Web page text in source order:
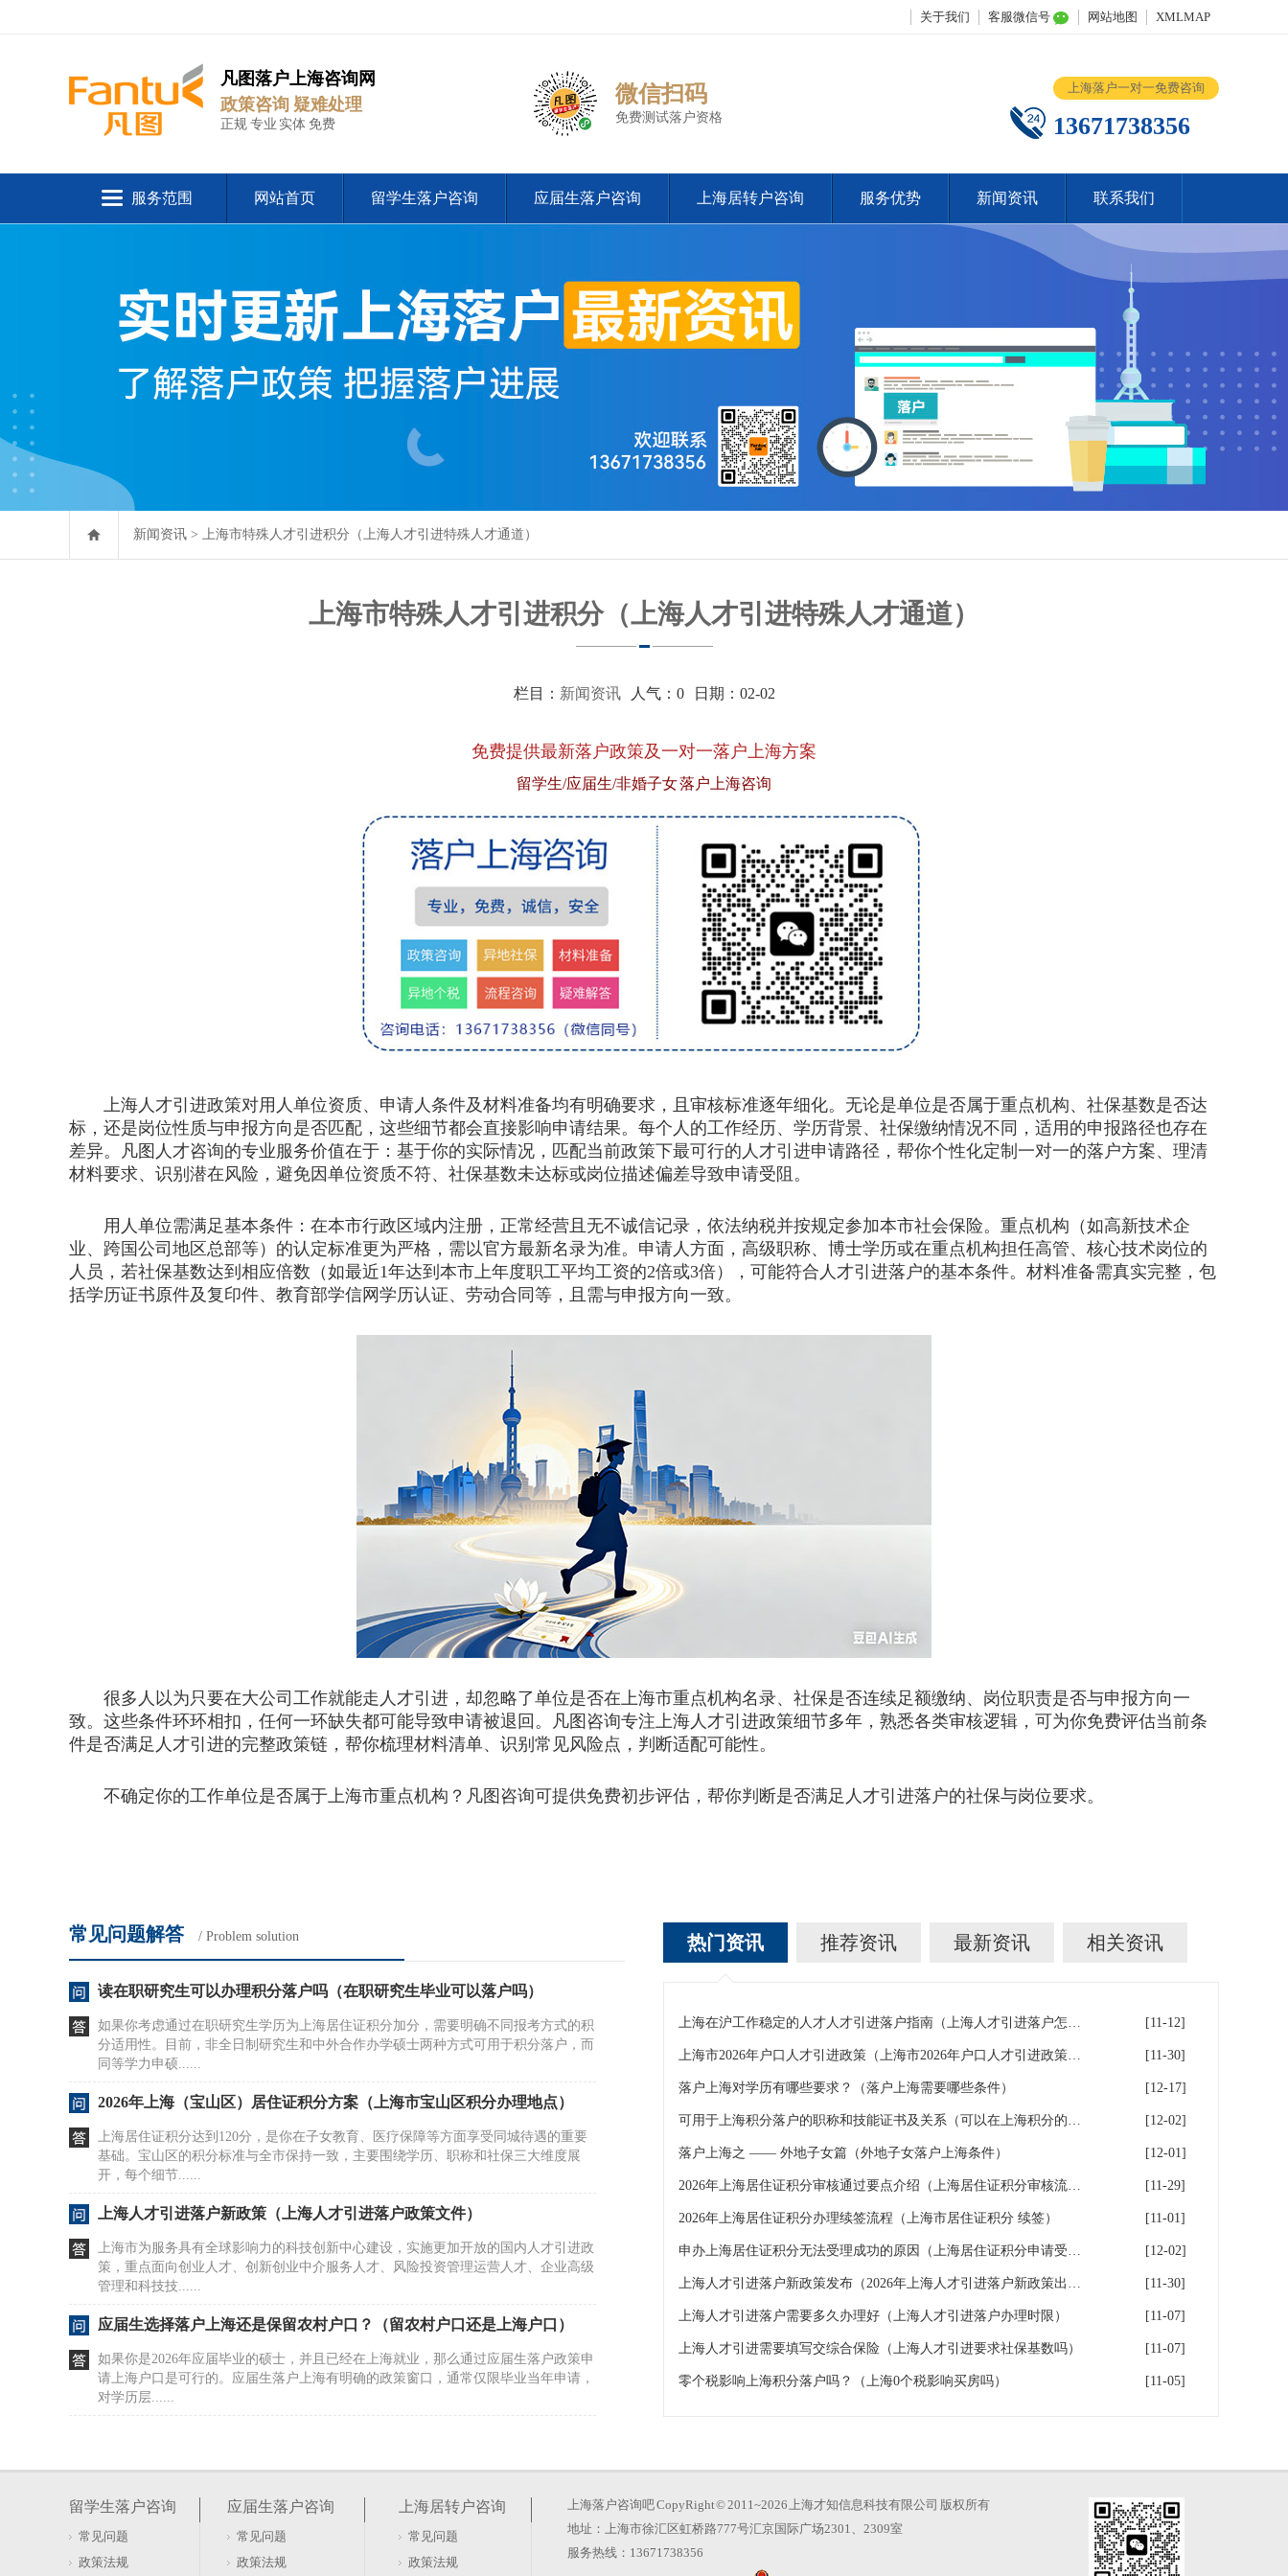
关于我们 客服微信号 网站地图 XMLMAP
凡图落户上海咨询网
政策咨询 疑难处理
正规 专业 实体 免费
微信扫码
免费测试落户资格
上海落户一对一免费咨询
13671738356
服务范围 网站首页 留学生落户咨询 应届生落户咨询 上海居转户咨询 服务优势 新闻资讯 联系我们
新闻资讯 > 上海市特殊人才引进积分（上海人才引进特殊人才通道）
上海市特殊人才引进积分（上海人才引进特殊人才通道）
栏目： 新闻资讯人气： 0日期：02-02
免费提供最新落户政策及一对一落户上海方案
留学生/应届生/非婚子女 落户上海咨询
上海人才引进政策对用人单位资质、申请人条件及材料准备均有明确要求，且审核标准逐年细化。无论是单位是否属于重点机构、社保基数是否达
标，还是岗位性质与申报方向是否匹配，这些细节都会直接影响申请结果。每个人的工作经历、学历背景、社保缴纳情况不同，适用的申报路径也存在
差异。凡图人才咨询的专业服务价值在于：基于你的实际情况，匹配当前政策下最可行的人才引进申请路径，帮你个性化定制一对一的落户方案、理清
材料要求、识别潜在风险，避免因单位资质不符、社保基数未达标或岗位描述偏差导致申请受阻。
用人单位需满足基本条件：在本市行政区域内注册，正常经营且无不诚信记录，依法纳税并按规定参加本市社会保险。重点机构（如高新技术企
业、跨国公司地区总部等）的认定标准更为严格，需以官方最新名录为准。申请人方面，高级职称、博士学历或在重点机构担任高管、核心技术岗位的
人员，若社保基数达到相应倍数（如最近1年达到本市上年度职工平均工资的2倍或3倍），可能符合人才引进落户的基本条件。材料准备需真实完整，包
括学历证书原件及复印件、教育部学信网学历认证、劳动合同等，且需与申报方向一致。
很多人以为只要在大公司工作就能走人才引进，却忽略了单位是否在上海市重点机构名录、社保是否连续足额缴纳、岗位职责是否与申报方向一
致。这些条件环环相扣，任何一环缺失都可能导致申请被退回。凡图咨询专注上海人才引进政策细节多年，熟悉各类审核逻辑，可为你免费评估当前条
件是否满足人才引进的完整政策链，帮你梳理材料清单、识别常见风险点，判断适配可能性。
不确定你的工作单位是否属于上海市重点机构？凡图咨询可提供免费初步评估，帮你判断是否满足人才引进落户的社保与岗位要求。
常见问题解答 / Problem solution
读在职研究生可以办理积分落户吗（在职研究生毕业可以落户吗）
如果你考虑通过在职研究生学历为上海居住证积分加分，需要明确不同报考方式的积
分适用性。目前，非全日制研究生和中外合作办学硕士两种方式可用于积分落户，而
同等学力申硕......
2026年上海（宝山区）居住证积分方案（上海市宝山区积分办理地点）
上海居住证积分达到120分，是你在子女教育、医疗保障等方面享受同城待遇的重要
基础。宝山区的积分标准与全市保持一致，主要围绕学历、职称和社保三大维度展
开，每个细节......
上海人才引进落户新政策（上海人才引进落户政策文件）
上海市为服务具有全球影响力的科技创新中心建设，实施更加开放的国内人才引进政
策，重点面向创业人才、创新创业中介服务人才、风险投资管理运营人才、企业高级
管理和科技技......
应届生选择落户上海还是保留农村户口？（留农村户口还是上海户口）
如果你是2026年应届毕业的硕士，并且已经在上海就业，那么通过应届生落户政策申
请上海户口是可行的。应届生落户上海有明确的政策窗口，通常仅限毕业当年申请，
对学历层......
上海落户涉及多个环节，材料准备和流程合规是关键。如果你持有集体户口，在申请
件，并前往派出......
2026年应届生落户上海官宣政策来了！（2026年上海应届生落户政策）
热门资讯 推荐资讯 最新资讯 相关资讯
上海在沪工作稳定的人才人才引进落户指南（上海人才引进落户怎么办理） [11-12]
上海市2026年户口人才引进政策（上海市2026年户口人才引进政策文件） [11-30]
落户上海对学历有哪些要求？（落户上海需要哪些条件） [12-17]
可用于上海积分落户的职称和技能证书及关系（可以在上海积分的技能证书） [12-02]
落户上海之 —— 外地子女篇（外地子女落户上海条件） [12-01]
2026年上海居住证积分审核通过要点介绍（上海居住证积分审核流程） [11-29]
2026年上海居住证积分办理续签流程（上海市居住证积分 续签） [11-01]
申办上海居住证积分无法受理成功的原因（上海居住证积分申请受理通过,等待审批） [12-02]
上海人才引进落户新政策发布（2026年上海人才引进落户新政策出炉） [11-30]
上海人才引进落户需要多久办理好（上海人才引进落户办理时限） [11-07]
上海人才引进需要填写交综合保险（上海人才引进要求社保基数吗） [11-07]
零个税影响上海积分落户吗？（上海0个税影响买房吗） [11-05]
留学生落户咨询
常见问题
政策法规
应届生落户咨询
常见问题
政策法规
上海居转户咨询
常见问题
政策法规
上海落户咨询吧CopyRight © 2011~2026 上海才知信息科技有限公司 版权所有
地址：上海市徐汇区虹桥路777号汇京国际广场2301、2309室
服务热线：13671738356